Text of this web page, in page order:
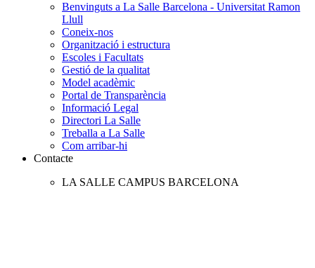
Benvinguts a La Salle Barcelona - Universitat Ramon
Llull
Coneix-nos
Organització i estructura
Escoles i Facultats
Gestió de la qualitat
Model acadèmic
Portal de Transparència
Informació Legal
Directori La Salle
Treballa a La Salle
Com arribar-hi
Contacte
LA SALLE CAMPUS BARCELONA